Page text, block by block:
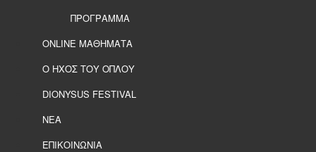
ΠΡΟΓΡΑΜΜΑ
ONLINE ΜΑΘΗΜΑΤΑ
Ο ΗΧΟΣ ΤΟΥ ΟΠΛΟΥ
DIONYSUS FESTIVAL
ΝΕΑ
ΕΠΙΚΟΙΝΩΝΙΑ